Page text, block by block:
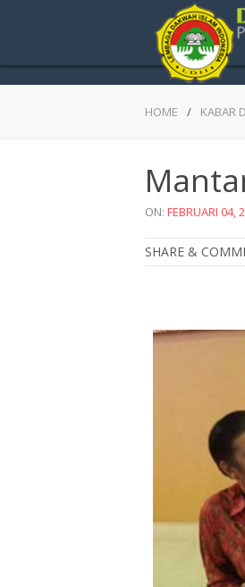
HOME / KABAR
ON: FEBRUARI 04,
SHARE &